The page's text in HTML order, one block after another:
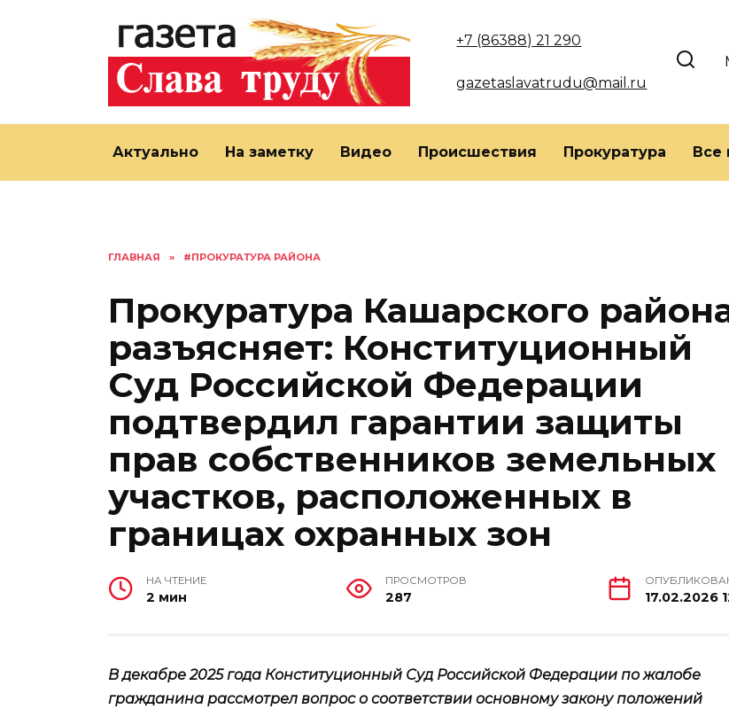
+7 (86388) 21 290
gazetaslavatrudu@mail.ru
Актуально На заметку Видео Происшествия Прокуратура Все
ГЛАВНАЯ » #ПРОКУРАТУРА РАЙОНА
Прокуратура Кашарского
разъясняет: Конституционный
Суд Российской Федерации
подтвердил гарантии защиты
прав собственников земельных
участков, расположенных в
границах охранных зон
НА ЧТЕНИЕ
2 мин
ПРОСМОТРОВ
287 17.02.2026
В декабре 2025 года Конституционный Суд Российской Федерации по жалобе
гражданина рассмотрел вопрос о соответствии основному закону положений